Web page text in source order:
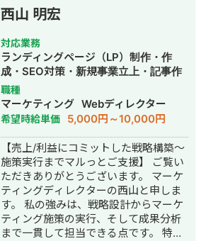
確保されていないフェーズにおける
web集客のご依頼もあったため、低予
算での収益化も可能です。 ■略歴 web
広告代理店にて勤務→web広告代理店
へ転職→独立 ■対応できる業務 ・イン
ターネット広告（Google広告、
Facebook広告、Instagram広告、
Yahoo!広告、TikTok広告、Twitter広告
等）に関連する、設定や運用、GTM、
GAを用いた計測タグの設置など ・SEO
対策/記事制作代行 ・webサイト制作
■得意領域 ・オンラインスクール ・求
人サイト（toC） ・求人広告の代理販
売（toB）
西山 明宏
対応業務
ランディングページ（LP）制作・作
成・SEO対策・新規事業立上・記事作
成代行・ライティング・リスティング
広告運用代行・オウンドメディア制
作・構築・運用代行・AI活用
職種
マーケティング Webディレクター
希望時給単価 5,000円～10,000円
【売上/利益にコミットした戦略構築〜
施策実行までマルっとご支援】 ご覧い
ただきありがとうございます。 マーケ
ティングディレクターの西山と申しま
す。 私の強みは、戦略設計からマーケ
ティング施策の実行、そして成果分析
まで一貫して担当できる点です。 特に